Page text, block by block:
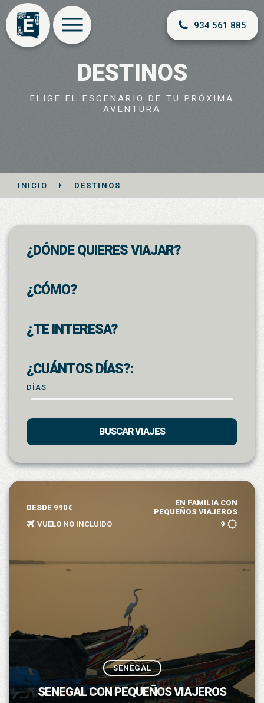
934 561 885
DESTINOS
ELIGE EL ESCENARIO DE TU PRÓXIMA
AVENTURA
INICIO DESTINOS
¿DÓNDE QUIERES VIAJAR?
¿CÓMO?
¿TE INTERESA?
¿CUÁNTOS DÍAS?:
DÍAS
BUSCAR VIAJES
DESDE 990€
EN FAMILIA CON
PEQUEÑOS VIAJEROS
VUELO NO INCLUIDO
9
SENEGAL
SENEGAL CON PEQUEÑOS VIAJEROS